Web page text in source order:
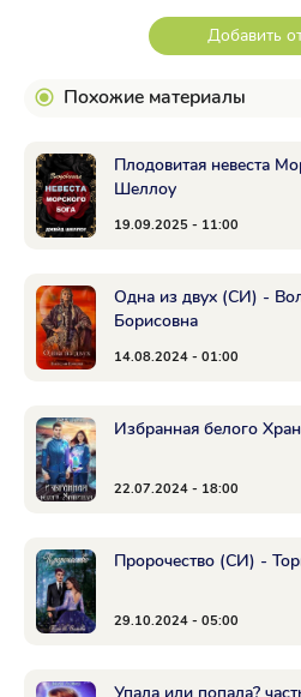
Добавить
Похожие материалы
Плодовитая невеста
Шеллоу
19.09.2025 - 11:00
Одна из двух (СИ) -
Борисовна
14.08.2024 - 01:00
Избранная белого
22.07.2024 - 18:00
Пророчество (СИ) -
29.10.2024 - 05:00